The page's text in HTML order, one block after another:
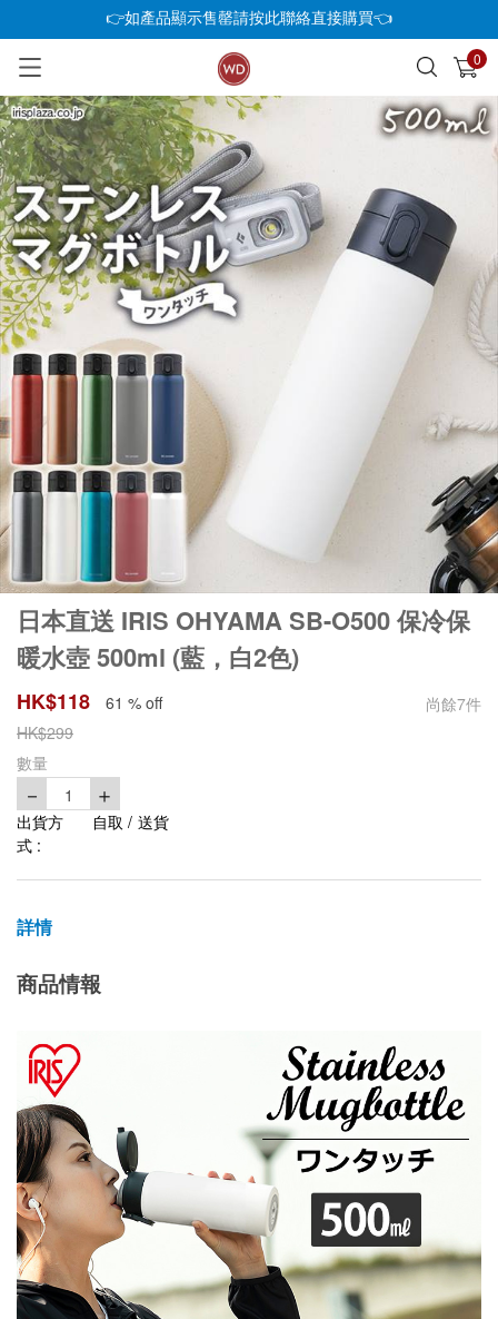
👉如產品顯示售罄請按此聯絡直接購買👈
0
已加入購物車 查看
日本直送 IRIS OHYAMA SB-O500 保冷保
暖水壺 500ml (藍，白2色)
HK$118 61 % off 尚餘7件
HK$299
數量
－ 1 ＋
出貨方
式 :
自取 / 送貨
詳情
商品情報